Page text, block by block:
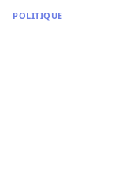
POLITIQUE